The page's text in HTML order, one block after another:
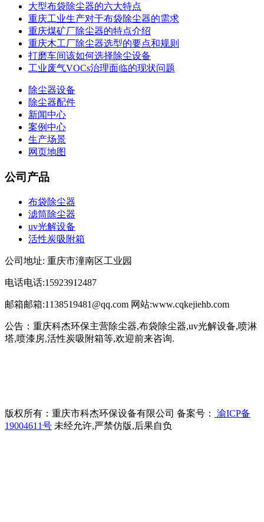
大型布袋除尘器的六大特点
重庆工业生产对于布袋除尘器的需求
重庆煤矿厂除尘器的特点介绍
重庆木工厂除尘器选型的要点和规则
打磨车间该如何选择除尘设备
工业废气VOCs治理面临的现状问题
除尘器设备
除尘器配件
新闻中心
案例中心
生产场景
网页地图
公司产品
布袋除尘器
滤筒除尘器
uv光解设备
活性炭吸附箱
公司地址: 重庆市潼南区工业园
电话电话:15923912487
邮箱邮箱:1138519481@qq.com 网站:www.cqkejiehb.com
公告：重庆科杰环保主营除尘器,布袋除尘器,uv光解设备,喷淋
塔,喷漆房,活性炭吸附箱等,欢迎前来咨询.
版权所有：重庆市科杰环保设备有限公司 备案号：
渝ICP备
19004611号 未经允许,严禁仿版,后果自负